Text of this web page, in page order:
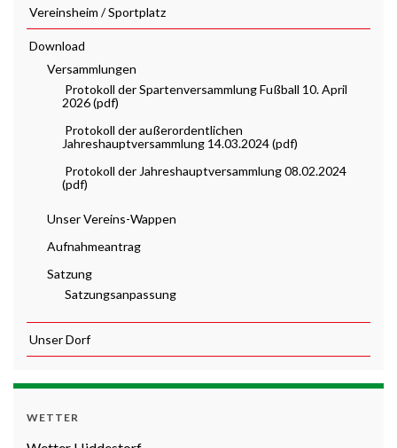
Vereinsheim / Sportplatz
Download
Versammlungen
Protokoll der Spartenversammlung Fußball 10. April
2026 (pdf)
Protokoll der außerordentlichen
Jahreshauptversammlung 14.03.2024 (pdf)
Protokoll der Jahreshauptversammlung 08.02.2024
(pdf)
Unser Vereins-Wappen
Aufnahmeantrag
Satzung
Satzungsanpassung
Unser Dorf
WETTER